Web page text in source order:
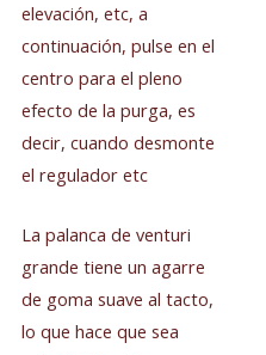
elevación, etc, a
continuación, pulse en el
centro para el pleno
efecto de la purga, es
decir, cuando desmonte
el regulador etc
La palanca de venturi
grande tiene un agarre
de goma suave al tacto,
lo que hace que sea